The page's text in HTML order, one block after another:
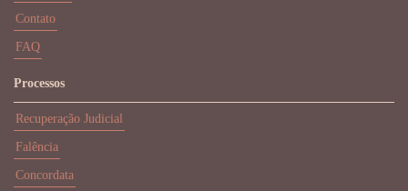
Contato
FAQ
Processos
Recuperação Judicial
Falência
Concordata